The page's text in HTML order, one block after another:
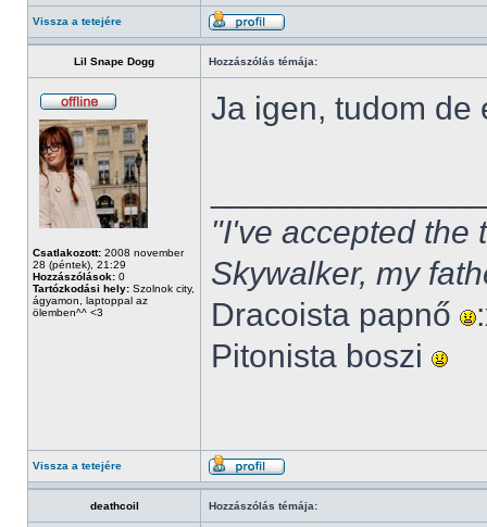
Vissza a tetejére
Lil Snape Dogg Hozzászólás témája:
Csatlakozott: 2008 november
28 (péntek), 21:29
Hozzászólások: 0
Tartózkodási hely: Szolnok city,
ágyamon, laptoppal az
ölemben^^ <3
Ja igen, tudom de
"I've accepted the
Skywalker, my
Dracoista papnő
Pitonista boszi
Vissza a tetejére
deathcoil Hozzászólás témája: